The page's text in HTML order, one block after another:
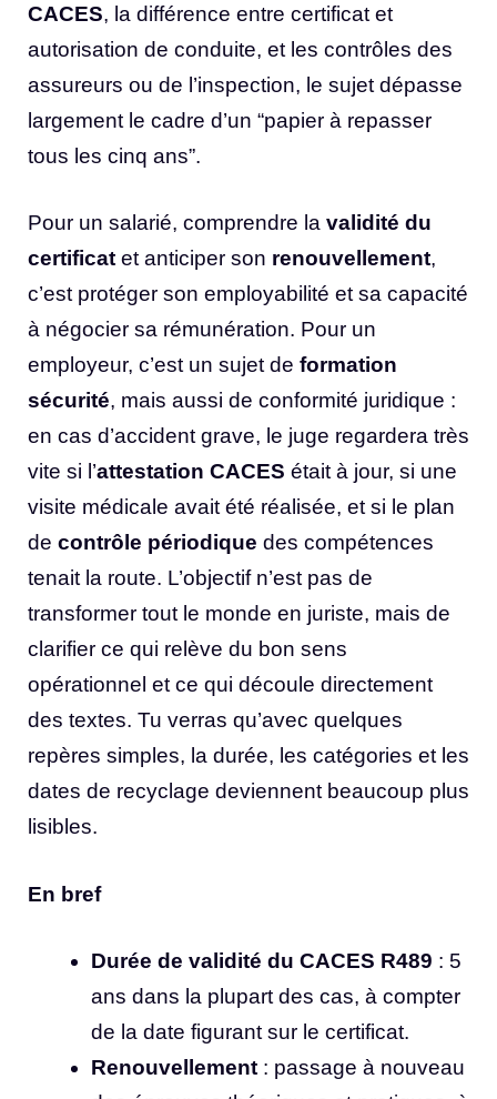
CACES, la différence entre certificat et
autorisation de conduite, et les contrôles des
assureurs ou de l’inspection, le sujet dépasse
largement le cadre d’un “papier à repasser
tous les cinq ans”.
Pour un salarié, comprendre la validité du
certificat et anticiper son renouvellement,
c’est protéger son employabilité et sa capacité
à négocier sa rémunération. Pour un
employeur, c’est un sujet de formation
sécurité, mais aussi de conformité juridique :
en cas d’accident grave, le juge regardera très
vite si l’attestation CACES était à jour, si une
visite médicale avait été réalisée, et si le plan
de contrôle périodique des compétences
tenait la route. L’objectif n’est pas de
transformer tout le monde en juriste, mais de
clarifier ce qui relève du bon sens
opérationnel et ce qui découle directement
des textes. Tu verras qu’avec quelques
repères simples, la durée, les catégories et les
dates de recyclage deviennent beaucoup plus
lisibles.
En bref
Durée de validité du CACES R489 : 5
ans dans la plupart des cas, à compter
de la date figurant sur le certificat.
Renouvellement : passage à nouveau